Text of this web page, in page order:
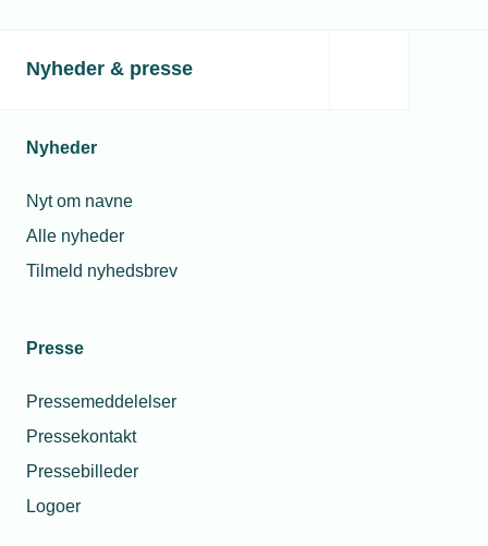
Nyheder & presse
Nyheder
Nyt om navne
Alle nyheder
Tilmeld nyhedsbrev
Presse
Pressemeddelelser
Pressekontakt
Pressebilleder
Logoer